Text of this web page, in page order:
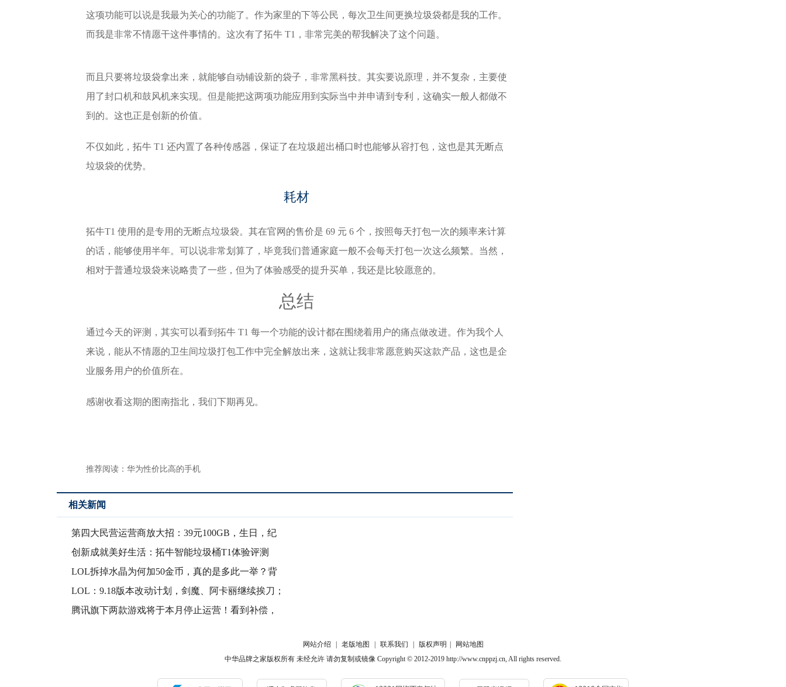
这项功能可以说是我最为关心的功能了。作为家里的下等公民，每次卫生间更换垃圾袋都是我的工作。
而我是非常不情愿干这件事情的。这次有了拓牛 T1，非常完美的帮我解决了这个问题。
而且只要将垃圾袋拿出来，就能够自动铺设新的袋子，非常黑科技。其实要说原理，并不复杂，主要使
用了封口机和鼓风机来实现。但是能把这两项功能应用到实际当中并申请到专利，这确实一般人都做不
到的。这也正是创新的价值。
不仅如此，拓牛 T1 还内置了各种传感器，保证了在垃圾超出桶口时也能够从容打包，这也是其无断点
垃圾袋的优势。
耗材
拓牛T1 使用的是专用的无断点垃圾袋。其在官网的售价是 69 元 6 个，按照每天打包一次的频率来计算
的话，能够使用半年。可以说非常划算了，毕竟我们普通家庭一般不会每天打包一次这么频繁。当然，
相对于普通垃圾袋来说略贵了一些，但为了体验感受的提升买单，我还是比较愿意的。
总结
通过今天的评测，其实可以看到拓牛 T1 每一个功能的设计都在围绕着用户的痛点做改进。作为我个人
来说，能从不情愿的卫生间垃圾打包工作中完全解放出来，这就让我非常愿意购买这款产品，这也是企
业服务用户的价值所在。
感谢收看这期的图南指北，我们下期再见。
推荐阅读： 华为性价比高的手机
相关新闻
第四大民营运营商放大招：39元100GB，生日，纪
念
创新成就美好生活：拓牛智能垃圾桶T1体验评测
LOL拆掉水晶为何加50金币，真的是多此一举？背
后或
LOL：9.18版本改动计划，剑魔、阿卡丽继续挨刀；
腾讯旗下两款游戏将于本月停止运营！看到补偿，
网站介绍 老版地图 联系我们 版权声明
网站地图
中华品牌之家版权所有 未经允许 请勿复制或镜像 Copyright © 2012-2019 http://www.cnppzj.cn, All rights reserved.